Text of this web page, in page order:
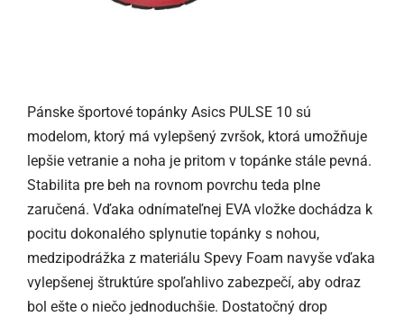
Pánske športové topánky Asics PULSE 10 sú
modelom, ktorý má vylepšený zvršok, ktorá umožňuje
lepšie vetranie a noha je pritom v topánke stále pevná.
Stabilita pre beh na rovnom povrchu teda plne
zaručená. Vďaka odnímateľnej EVA vložke dochádza k
pocitu dokonalého splynutie topánky s nohou,
medzipodrážka z materiálu Spevy Foam navyše vďaka
vylepšenej štruktúre spoľahlivo zabezpečí, aby odraz
bol ešte o niečo jednoduchšie. Dostatočný drop